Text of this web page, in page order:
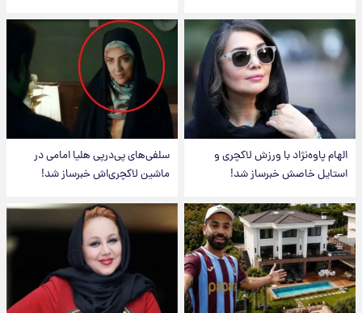
الهام پاوه‌نژاد با ورزش لاکچری و
استایل خاصش خبرساز شد!
سلفی‌های پی‌درپی هلیا امامی در
ماشین لاکچری‌اش خبرساز شد!